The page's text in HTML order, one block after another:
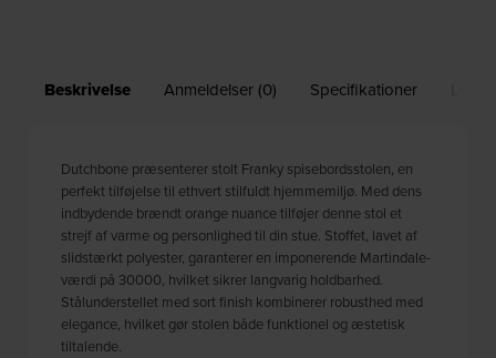
Beskrivelse Anmeldelser (0) Specifikationer
Dutchbone præsenterer stolt Franky spisebordsstolen, en
perfekt tilføjelse til ethvert stilfuldt hjemmemiljø. Med dens
indbydende brændt orange nuance tilføjer denne stol et
strejf af varme og personlighed til din stue. Stoffet, lavet af
slidstærkt polyester, garanterer en imponerende Martindale-
værdi på 30000, hvilket sikrer langvarig holdbarhed.
Stålunderstellet med sort finish kombinerer robusthed med
elegance, hvilket gør stolen både funktionel og æstetisk
tiltalende.